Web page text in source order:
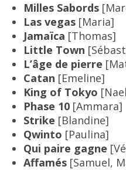
Milles Sabords
Las vegas [Maria]
Jamaïca [Thomas]
Little Town
L’âge de pierre
Catan [Emeline]
King of Tokyo
Phase 10 [Ammara]
Strike [Blandine]
Qwinto [Paulina]
Qui paire gagne
Affamés [Samuel,